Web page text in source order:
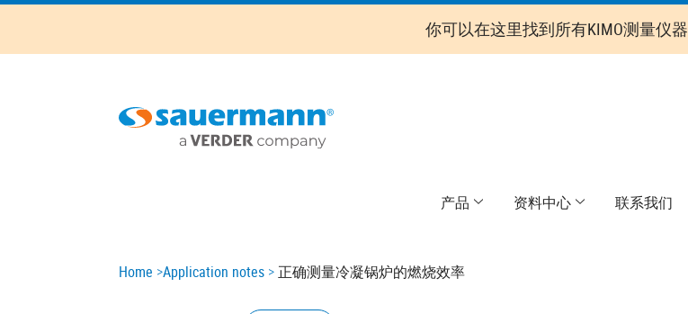
Skip
main
你可以在这里找到所有KIMO测量仪器
产品 资料中心
联系我们
Breadcrumb
Home Application notes 正确测量冷凝锅炉的燃烧效率